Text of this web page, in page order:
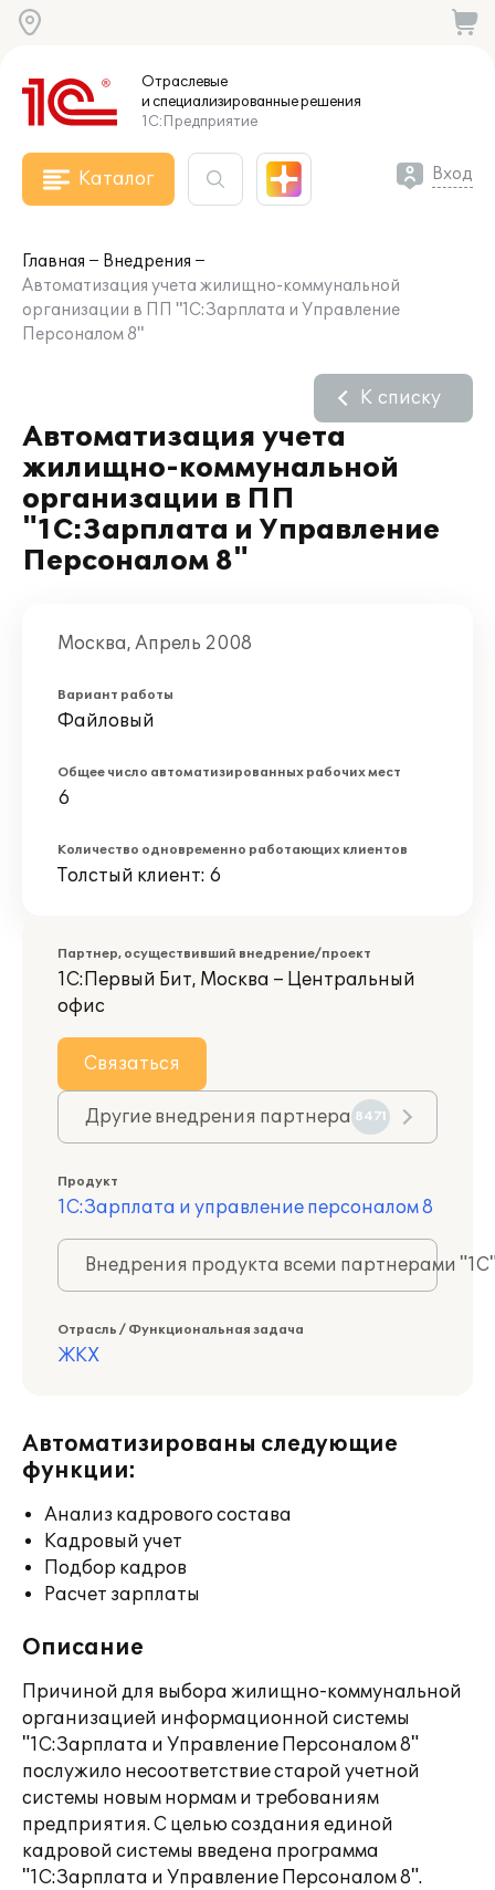
Отраслевые
и специализированныерешения
1С:Предприятие
Каталог Вход
Главная
Внедрения
Автоматизация учета жилищно-коммунальной
организации в ПП "1С:Зарплата и Управление
Персоналом 8"
Автоматизация учета
жилищно-коммунальной
организации в ПП
"1С:Зарплата и Управление
Персоналом 8"
К списку
Москва, Апрель 2008
Вариант работы
Файловый
Общее число автоматизированных рабочих мест
6
Количество одновременно работающих клиентов
Толстый клиент: 6
Партнер, осуществивший внедрение/проект
1С:Первый Бит, Москва – Центральный
офис
Связаться
Другие внедрения партнера 8471
Продукт
1С:Зарплата и управление персоналом 8
Внедрения продукта всеми партнерами
Отрасль / Функциональная задача
ЖКХ
Автоматизированы следующие
функции:
Анализ кадрового состава
Кадровый учет
Подбор кадров
Расчет зарплаты
Описание
Причиной для выбора жилищно-коммунальной
организацией информационной системы
"1С:Зарплата и Управление Персоналом 8"
послужило несоответствие старой учетной
системы новым нормам и требованиям
предприятия. С целью создания единой
кадровой системы введена программа
"1С:Зарплата и Управление Персоналом 8".